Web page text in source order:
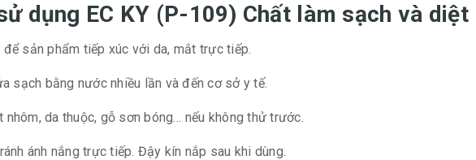
dụng EC KY (P-109) Chất làm sạch và diệt
sản phẩm tiếp xúc với da, mắt trực tiếp.
sạch bằng nước nhiều lần và đến cơ sở y tế.
da thuộc, gỗ sơn bóng… nếu không thử trước.
ánh nắng trực tiếp. Đậy kín nắp sau khi dùng.